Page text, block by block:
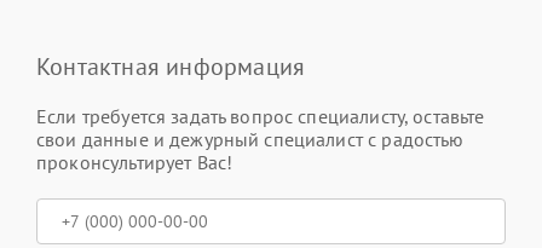
Контактная информация
Если требуется задать вопрос специалисту, оставьте
свои данные и дежурный специалист с радостью
проконсультирует Вас!